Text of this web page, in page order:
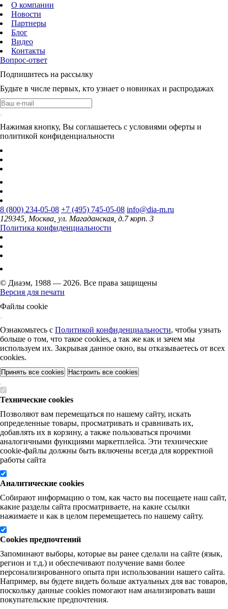
О компании
Новости
Партнеры
Блог
Видео
Контакты
Вопрос-ответ
Подпишитесь на рассылку
Будьте в числе первых, кто узнает о новинках и распродажах
Нажимая кнопку, Вы соглашаетесь с условиями оферты и
политикой конфиденциальности
8 (800) 234-05-08 +7 (495) 745-05-08 info@dia-m.ru
129345, Москва, ул. Магаданская, д.7 корп. 3
Политика конфиденциальности
© Диаэм, 1988 — 2026. Все права защищены
Версия для печати
Файлы cookie
Ознакомьтесь с Политикой конфиденциальности, чтобы узнать
больше о том, что такое cookies, а так же как и зачем мы
используем их. Закрывая данное окно, вы отказываетесь от всех
cookies.
Принять все cookies Настроить все cookies
Технические cookies
Позволяют вам перемещаться по нашему сайту, искать
определенные товары, просматривать и сравнивать их,
добавлять их в корзину, а также пользоваться прочими
аналогичными функциями маркетплейса. Эти технические
cookie-файлы должны быть включены всегда для корректной
работы сайта
Аналитические cookies
Собирают информацию о том, как часто вы посещаете наш сайт,
какие разделы сайта просматриваете, на какие ссылки
нажимаете и как в целом перемещаетесь по нашему сайту.
Cookies предпочтений
Запоминают выборы, которые вы ранее сделали на сайте (язык,
регион и т.д.) и обеспечивают получение вами более
персонализированного опыта при использовании нашего сайта.
Например, вы будете видеть больше актуальных для вас товаров,
поскольку данные cookies помогают нам анализировать ваши
покупательские предпочтения.